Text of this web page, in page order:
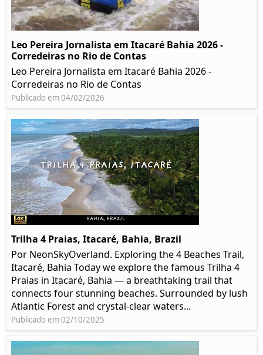
Leo Pereira Jornalista em Itacaré Bahia 2026 -
Corredeiras no Rio de Contas
Leo Pereira Jornalista em Itacaré Bahia 2026 -
Corredeiras no Rio de Contas
Publicado em 04/02/2026
Trilha 4 Praias, Itacaré, Bahia, Brazil
Por NeonSkyOverland. Exploring the 4 Beaches Trail,
Itacaré, Bahia Today we explore the famous Trilha 4
Praias in Itacaré, Bahia — a breathtaking trail that
connects four stunning beaches. Surrounded by lush
Atlantic Forest and crystal-clear waters...
Publicado em 02/10/2025